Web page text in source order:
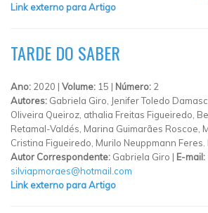
Link externo para Artigo
TARDE DO SABER
Ano: 2020 | Volume: 15 | Número: 2
Autores: Gabriela Giro, Jenifer Toledo
Oliveira Queiroz, athalia Freitas Figueiredo,
Retamal-Valdés, Marina Guimarães Roscoe,
Cristina Figueiredo, Murilo Neuppmann
Autor Correspondente: Gabriela Giro | E-mail:
silviapmoraes@hotmail.com
Link externo para Artigo